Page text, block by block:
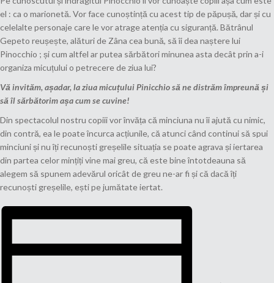
el : ca o marionetă. Vor face cunoștință cu acest tip de păpușă, dar și cu
celelalte personaje care le vor atrage atenția cu siguranță. Bătrânul
Gepeto reușește, alături de Zâna cea bună, să îi dea naștere lui
Pinocchio ; și cum altfel ar putea sărbători minunea asta decât prin a-i
organiza micuțului o petrecere de ziua lui?
Vă invităm, așadar, la ziua micuțului Pinicchio să ne distrăm împreună și
să îl sărbătorim așa cum se cuvine!
Din spectacolul nostru copiii vor învăța că minciuna nu îi ajută cu nimic,
din contră, ea le poate încurca acțiunile, că atunci când continui să spui
minciuni și nu îți recunoști greșelile situația se poate agrava și iertarea
din partea celor mințiți vine mai greu, că este bine întotdeauna să
alegem să spunem adevărul oricât de greu ne-ar fi și că dacă îți
recunoști greșelile, ești pe jumătate iertat.